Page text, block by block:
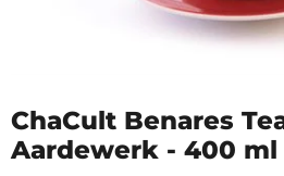
ChaCult Benares
Aardewerk - 400 ml